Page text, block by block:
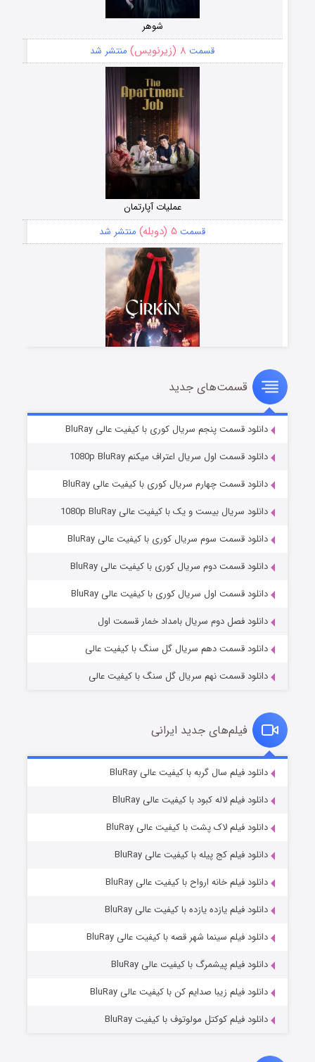
شوهر
قسمت ۸ (زیرنویس) منتشر شد
عملیات آپارتمان
قسمت ۵ (دوبله) منتشر شد
سریال زشت
قسمت۲ (زیرنویس) منتشر شد
مردگان متحرک: شهر مرده ۳
قسمت۲ (زیرنویس) منتشر شد
قسمت۷ (زیرنویس) منتشر شد
قسمت‌های جدید
دانلود قسمت پنجم سریال کوری با کیفیت عالی BluRay
دانلود قسمت اول سریال اعتراف میکنم 1080p BluRay
دانلود قسمت چهارم سریال کوری با کیفیت عالی BluRay
دانلود سریال بیست و یک با کیفیت عالی 1080p BluRay
دانلود قسمت سوم سریال کوری با کیفیت عالی BluRay
دانلود قسمت دوم سریال کوری با کیفیت عالی BluRay
دانلود قسمت اول سریال کوری با کیفیت عالی BluRay
دانلود فصل دوم سریال بامداد خمار قسمت اول
دانلود قسمت دهم سریال گل سنگ با کیفیت عالی
دانلود قسمت نهم سریال گل سنگ با کیفیت عالی
فیلم‌های جدید ایرانی
دانلود فیلم سال گربه با کیفیت عالی BluRay
دانلود فیلم لاله کبود با کیفیت عالی BluRay
دانلود فیلم لاک پشت با کیفیت عالی BluRay
دانلود فیلم کج‌ پیله با کیفیت عالی BluRay
دانلود فیلم خانه ارواح با کیفیت عالی BluRay
دانلود فیلم یازده یازده با کیفیت عالی BluRay
دانلود فیلم سینما شهر قصه با کیفیت عالی BluRay
دانلود فیلم پیشمرگ با کیفیت عالی BluRay
دانلود فیلم زیبا صدایم کن با کیفیت عالی BluRay
دانلود فیلم کوکتل مولوتوف با کیفیت BluRay